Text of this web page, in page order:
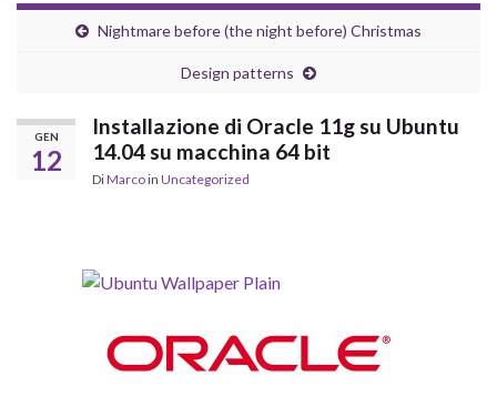
Nightmare before (the night before) Christmas
Design patterns
GEN
12
Installazione di Oracle 11g su Ubuntu
14.04 su macchina 64 bit
DiMarcoin Uncategorized